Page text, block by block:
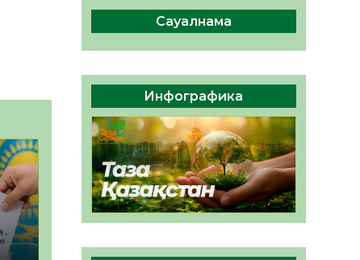
беруге дайын
ӘРБІР ДАУЫС – ҚОҒАМ
ДАМУЫНА ҚОСЫЛҒАН
ҮЛЕС
05.08.2026
38 0
Сауалнама
Инфографика